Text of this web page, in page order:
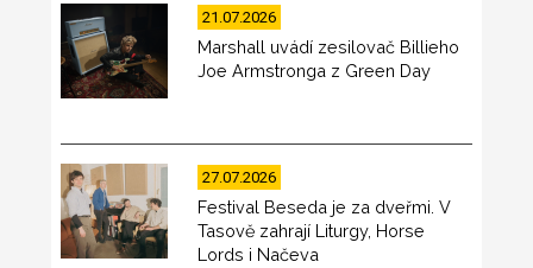
21.07.2026
Marshall uvádí zesilovač Billieho
Joe Armstronga z Green Day
27.07.2026
Festival Beseda je za dveřmi. V
Tasově zahrají Liturgy, Horse
Lords i Načeva